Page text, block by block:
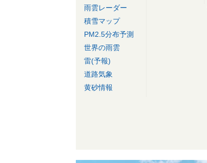
雨雲レーダー
積雪マップ
PM2.5分布予測
世界の雨雲
雷(予報)
道路気象
黄砂情報